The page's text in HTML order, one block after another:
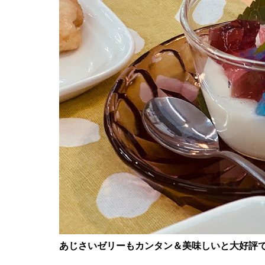
あじさいゼリーもカンタン＆美味しいと大好評